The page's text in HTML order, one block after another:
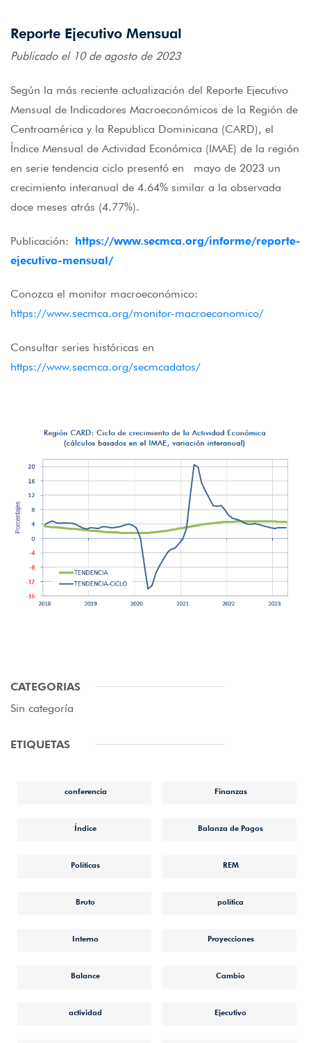
Reporte Ejecutivo Mensual
Publicado el 10 de agosto de 2023
Según la más reciente actualización del Reporte Ejecutivo
Mensual de Indicadores Macroeconómicos de la Región de
Centroamérica y la Republica Dominicana (CARD), el
Índice Mensual de Actividad Económica (IMAE) de la región
en serie tendencia ciclo presentó en mayo de 2023 un
crecimiento interanual de 4.64% similar a la observada
doce meses atrás (4.77%).
Publicación: https://www.secmca.org/informe/reporte-
ejecutivo-mensual/
Conozca el monitor macroeconómico:
https://www.secmca.org/monitor-macroeconomico/
Consultar series históricas en
https://www.secmca.org/secmcadatos/
CATEGORIAS
Sin categoría
ETIQUETAS
conferencia Finanzas
Índice Balanza de Pagos
Políticas REM
Bruto política
Interno Proyecciones
Balance Cambio
actividad Ejecutivo